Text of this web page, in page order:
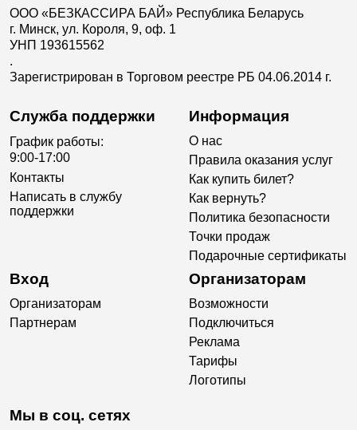
ООО «БЕЗКАССИРА БАЙ» Республика Беларусь
г. Минск, ул. Короля, 9, оф. 1
УНП 193615562
.
Зарегистрирован в Торговом реестре РБ 04.06.2014 г.
Служба поддержки
График работы:
9:00-17:00
Контакты
Написать в службу
поддержки
Информация
О нас
Правила оказания услуг
Как купить билет?
Как вернуть?
Политика безопасности
Точки продаж
Подарочные сертификаты
Вход
Организаторам
Партнерам
Организаторам
Возможности
Подключиться
Реклама
Тарифы
Логотипы
Мы в соц. сетях